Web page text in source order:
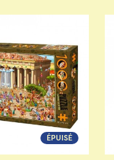
ÉPUISÉ